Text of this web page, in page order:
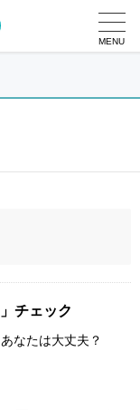
MENU
チェック
なたは大丈夫？